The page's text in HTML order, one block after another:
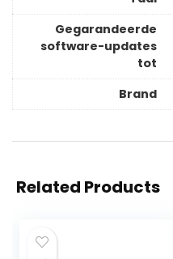
Gegarandeerde
software-updates
tot
Brand
Related Products